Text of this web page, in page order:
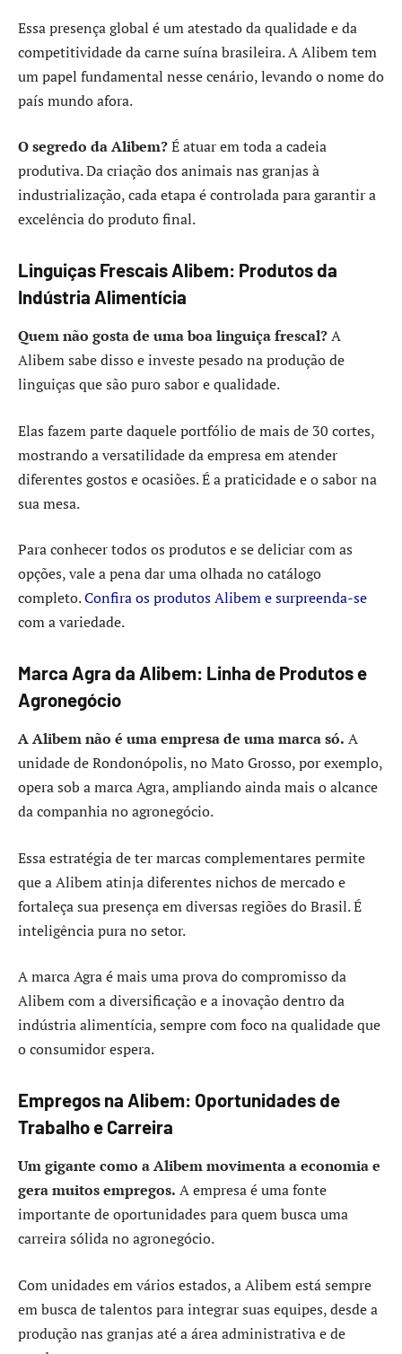
Essa presença global é um atestado da qualidade e da
competitividade da carne suína brasileira. A Alibem tem
um papel fundamental nesse cenário, levando o nome do
país mundo afora.
O segredo da Alibem?É atuar em toda a cadeia
produtiva. Da criação dos animais nas granjas à
industrialização, cada etapa é controlada para garantir a
excelência do produto final.
Linguiças Frescais Alibem: Produtos da
Indústria Alimentícia
Quem não gosta de uma boa linguiça frescal?A
Alibem sabe disso e investe pesado na produção de
linguiças que são puro sabor e qualidade.
Elas fazem parte daquele portfólio de mais de 30 cortes,
mostrando a versatilidade da empresa em atender
diferentes gostos e ocasiões. É a praticidade e o sabor na
sua mesa.
Para conhecer todos os produtos e se deliciar com as
opções, vale a pena dar uma olhada no catálogo
completo.Confira os produtos Alibem e surpreenda-se
com a variedade.
Marca Agra da Alibem: Linha de Produtos e
Agronegócio
A Alibem não é uma empresa de uma marca só. A
unidade de Rondonópolis, no Mato Grosso, por exemplo,
opera sob a marca Agra, ampliando ainda mais o alcance
da companhia no agronegócio.
Essa estratégia de ter marcas complementares permite
que a Alibem atinja diferentes nichos de mercado e
fortaleça sua presença em diversas regiões do Brasil. É
inteligência pura no setor.
A marca Agra é mais uma prova do compromisso da
Alibem com a diversificação e a inovação dentro da
indústria alimentícia, sempre com foco na qualidade que
o consumidor espera.
Empregos na Alibem: Oportunidades de
Trabalho e Carreira
Um gigante como a Alibem movimenta a economia e
gera muitos empregos. A empresa é uma fonte
importante de oportunidades para quem busca uma
carreira sólida no agronegócio.
Com unidades em vários estados, a Alibem está sempre
em busca de talentos para integrar suas equipes, desde a
produção nas granjas até a área administrativa e de